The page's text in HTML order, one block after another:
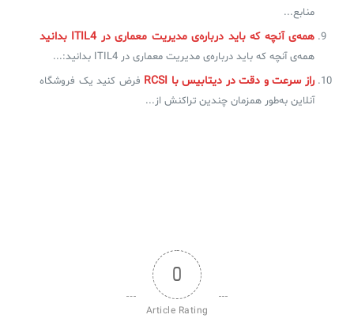
منابع...
همه‌ی آنچه که باید درباره‌ی مدیریت معماری در ITIL4 بدانید
همه‌ی آنچه که باید درباره‌ی مدیریت معماری در ITIL4 بدانید:...
راز سرعت و دقت در دیتابیس با RCSI
فرض کنید یک فروشگاه
آنلاین به‌طور همزمان چندین تراکنش از...
0
Article Rating